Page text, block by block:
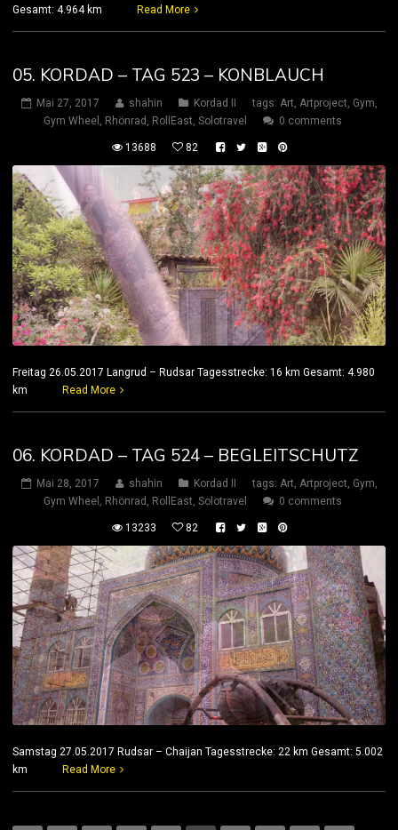
Gesamt: 4.964 km
Read More
05. KORDAD – TAG 523 – KONBLAUCH
Mai 27, 2017 shahin Kordad II tags: Art, Artproject, Gym,
Gym Wheel , Rhönrad , RollEast, Solotravel 0 comments
13688 82
Freitag 26.05.2017 Langrud – Rudsar Tagesstrecke: 16 km Gesamt: 4.980
km Read More
06. KORDAD – TAG 524 – BEGLEITSCHUTZ
Mai 28, 2017 shahin Kordad II tags: Art Artproject Gym
Gym Wheel
Rhönrad RollEast Solotravel 0 comments
13233 82
Samstag 27.05.2017 Rudsar – Chaijan Tagesstrecke: 22 km Gesamt: 5.002
km Read More